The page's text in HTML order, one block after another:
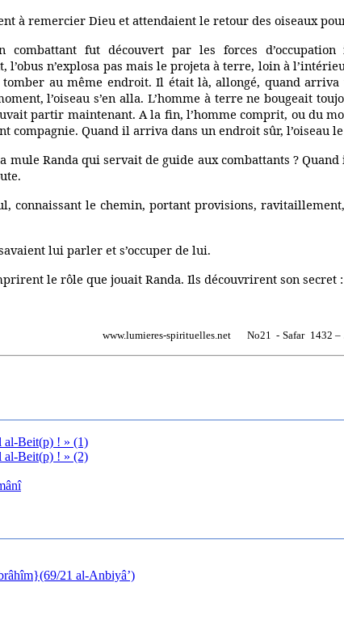
à remercier Dieu et attendaient le retour des oiseaux
combattant fut découvert par les forces
l’obus n’explosa pas mais le projeta à terre, loin à
tomber au même endroit. Il était là, allongé, quand
l’oiseau s’en alla. L’homme à terre ne bougeait
partir maintenant. A la fin, l’homme comprit, ou du
compagnie. Quand il arriva dans un endroit sûr, l’oiseau
mule Randa qui servait de guide aux combattants ?
le chemin, portant provisions,
lui parler et s’occuper de lui.
le rôle que jouait Randa. Ils découvrirent son
www.lumieres-spirituelles.net No21 - Safar 1432 –
al-Beit(p) ! » (1)
al-Beit(p) ! » (2)
21 al-Anbiyâ’)